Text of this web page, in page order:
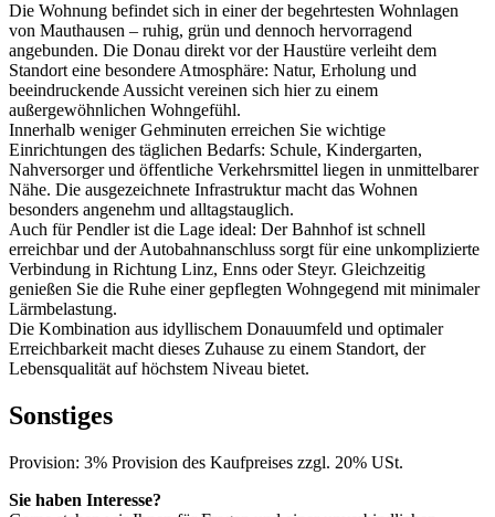
Die Wohnung befindet sich in einer der begehrtesten Wohnlagen
von Mauthausen – ruhig, grün und dennoch hervorragend
angebunden. Die Donau direkt vor der Haustüre verleiht dem
Standort eine besondere Atmosphäre: Natur, Erholung und
beeindruckende Aussicht vereinen sich hier zu einem
außergewöhnlichen Wohngefühl.
Innerhalb weniger Gehminuten erreichen Sie wichtige
Einrichtungen des täglichen Bedarfs: Schule, Kindergarten,
Nahversorger und öffentliche Verkehrsmittel liegen in unmittelbarer
Nähe. Die ausgezeichnete Infrastruktur macht das Wohnen
besonders angenehm und alltagstauglich.
Auch für Pendler ist die Lage ideal: Der Bahnhof ist schnell
erreichbar und der Autobahnanschluss sorgt für eine unkomplizierte
Verbindung in Richtung Linz, Enns oder Steyr. Gleichzeitig
genießen Sie die Ruhe einer gepflegten Wohngegend mit minimaler
Lärmbelastung.
Die Kombination aus idyllischem Donauumfeld und optimaler
Erreichbarkeit macht dieses Zuhause zu einem Standort, der
Lebensqualität auf höchstem Niveau bietet.
Sonstiges
Provision: 3% Provision des Kaufpreises zzgl. 20% USt.
Sie haben Interesse?